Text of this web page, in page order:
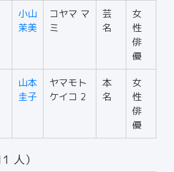
小山
茉美
コヤマ マ
ミ
芸
名
女
性
俳
優
山本
圭子
ヤマモト
ケイコ 2
本
名
女
性
俳
優
人）